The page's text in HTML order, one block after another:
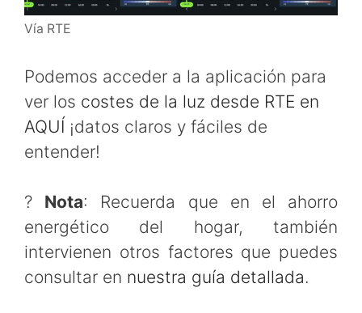
Vía RTE
Podemos acceder a la aplicación para
ver los costes de la luz desde RTE en
AQUÍ ¡datos claros y fáciles de
entender!
? Nota: Recuerda que en el ahorro
energético del hogar, también
intervienen otros factores que puedes
consultar en nuestra guía detallada.